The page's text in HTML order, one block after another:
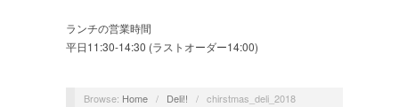
ランチの営業時間
平日11:30-14:30 (ラストオーダー14:00)
Browse: Home / Deli!! / chirstmas_deli_2018